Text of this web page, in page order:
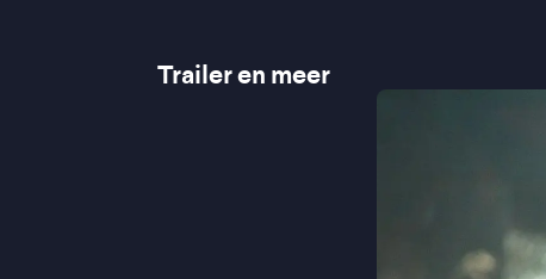
Trailer en meer